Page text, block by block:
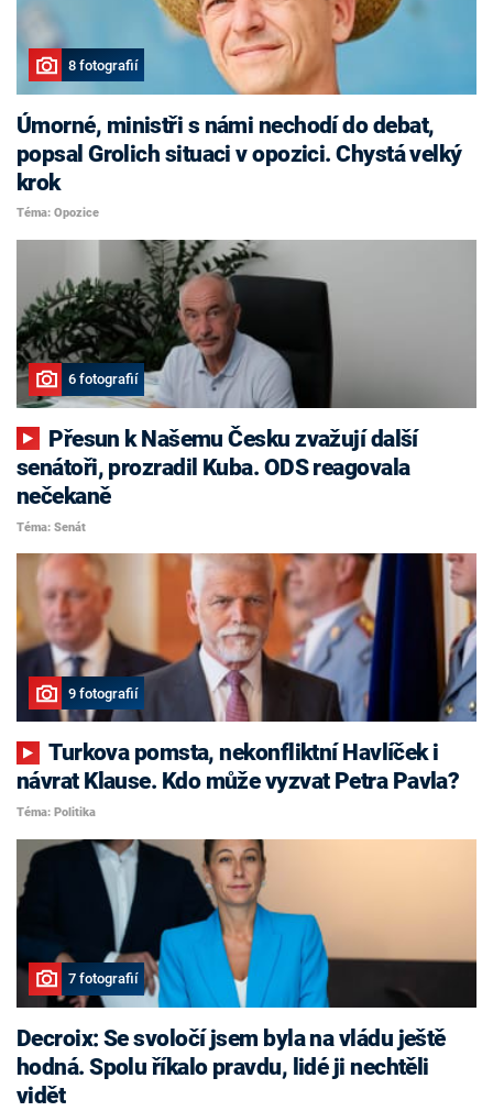
8 fotografií
Úmorné, ministři s námi nechodí do debat,
popsal Grolich situaci v opozici. Chystá velký
krok
Téma: Opozice
6 fotografií
senátoři, prozradil Kuba. ODS reagovala
nečekaně
Téma: Senát
9 fotografií
Turkova pomsta, nekonfliktní Havlíček i
návrat Klause. Kdo může vyzvat Petra Pavla?
Téma: Politika
7 fotografií
Decroix: Se svoločí jsem byla na vládu ještě
hodná. Spolu říkalo pravdu, lidé ji nechtěli
vidět